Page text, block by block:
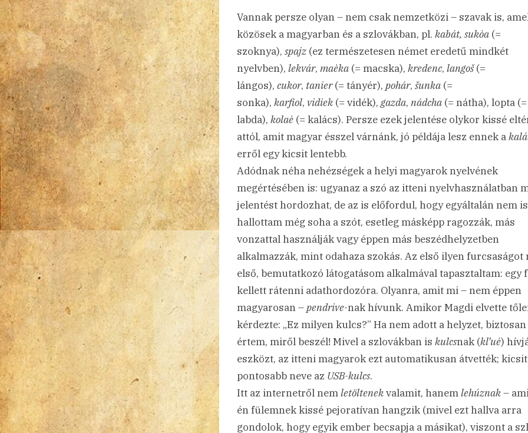
Vannak persze olyan – nem csak nemzetközi – szavak is,
közösek a magyarban és a szlovákban, pl. kabát, sukòa (=
szoknya), spajz (ez természetesen német eredetű mindkét
nyelvben), lekvár, maèka (= macska), kredenc, langoš(=
lángos), cukor, tanier(= tányér), pohár, šunka (=
sonka), karfiol, vidiek (= vidék),gazda, nádcha (= nátha), lopta (=
labda), kolaè (= kalács). Persze ezek jelentése olykor kissé
attól, amit magyar ésszel várnánk, jó példája lesz ennek a
erről egy kicsit lentebb.
Adódnak néha nehézségek a helyi magyarok nyelvének
megértésében is: ugyanaz a szó az itteni nyelvhasználatban
jelentést hordozhat, de az is előfordul, hogy egyáltalán nem is
hallottam még soha a szót, esetleg másképp ragozzák, más
vonzattal használják vagy éppen más beszédhelyzetben
alkalmazzák, mint odahaza szokás. Az első ilyen furcsaságot
első, bemutatkozó látogatásom alkalmával tapasztaltam: egy
kellett rátenni adathordozóra. Olyanra, amit mi – nem éppen
magyarosan –pendrive-nak hívunk. Amikor Magdi elvette
kérdezte: „Ez milyen kulcs?” Ha nem adott a helyzet,
értem, miről beszél! Mivel a szlovákban is kulcsnak (kl’uè)
eszközt, az itteni magyarok ezt automatikusan átvették; kicsit
pontosabb neve az USB-kulcs.
Itt az internetről nemletöltenekvalamit, hanemlehúznak–
én fülemnek kissé pejoratívan hangzik (mivel ezt hallva arra
gondolok, hogy egyik ember becsapja a másikat), viszont a